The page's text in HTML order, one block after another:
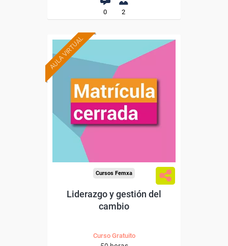
0 2
AULA VIRTUAL
Cursos Femxa
Liderazgo y gestión del
cambio
Curso Gratuito